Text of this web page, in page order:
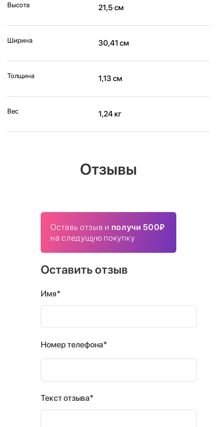
Высота 21,5 см
Ширина 30,41 см
Толщина 1,13 см
Вес 1,24 кг
Отзывы
Оставь отзыв и получи 500₽
на следущую покупку
Оставить отзыв
Имя*
Номер телефона*
Текст отзыва*